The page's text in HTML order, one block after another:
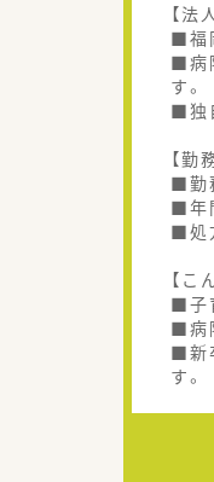
【法
■福
■病
す。
■独
【勤
■勤
■年
■処
【こ
■子
■病
■新
す。